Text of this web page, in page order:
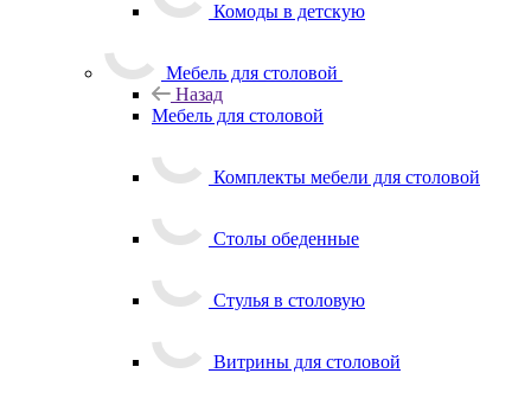
Комоды в детскую
Мебель для столовой
Назад
Мебель для столовой
Комплекты мебели для столовой
Столы обеденные
Стулья в столовую
Витрины для столовой